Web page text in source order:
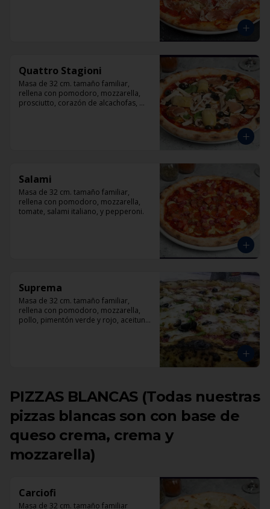
Quattro Stagioni
Masa de 32 cm. tamaño familiar,
rellena con pomodoro, mozzarella,
prosciutto, corazón de alcachofas,
Salami
Masa de 32 cm. tamaño familiar,
rellena con pomodoro, mozzarella,
tomate, salami italiano, y pepperoni.
Suprema
Masa de 32 cm. tamaño familiar,
rellena con pomodoro, mozzarella,
pollo, pimentón verde y rojo, aceituna
PIZZAS BLANCAS (Todas nuestras
pizzas blancas son con base de
queso crema, crema y
mozzarella)
Carciofi
Masa de 32 cm. tamaño familiar